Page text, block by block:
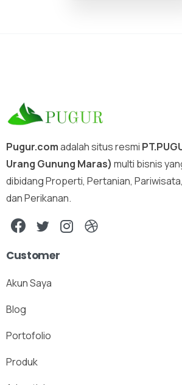
Pugur.comadalah situs resmi
Urang Gunung Maras) multi bisnis
dibidang Properti, Pertanian,
dan Perikanan.
Customer
Akun Saya
Blog
Portofolio
Produk